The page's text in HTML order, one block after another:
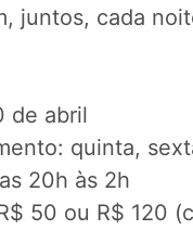
juntos, cada
de abril
quinta,
20h às 2h
50 ou R$ 120